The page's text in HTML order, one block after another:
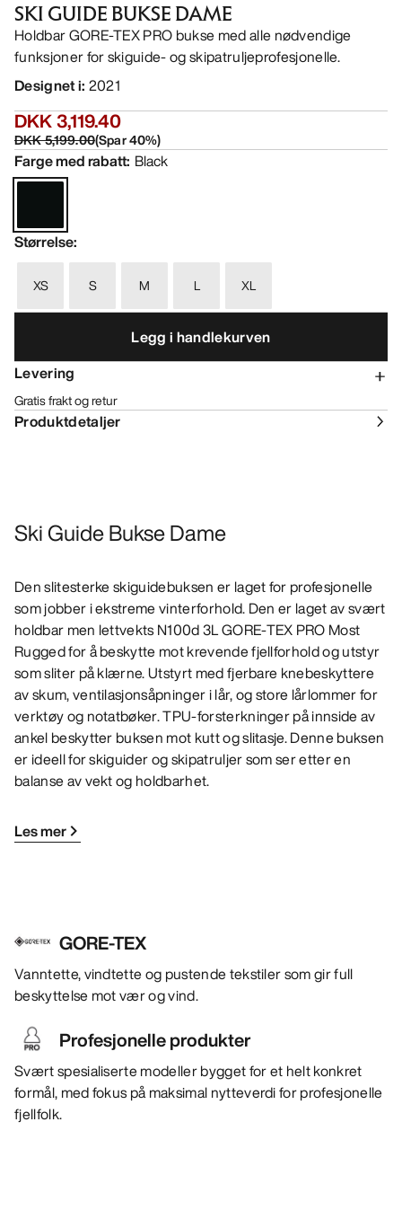
SKI GUIDE BUKSE DAME
Holdbar GORE-TEX PRO bukse med alle nødvendige
funksjoner for skiguide- og skipatruljeprofesjonelle.
Designet i: 2021
DKK 3,119.40
DKK 5,199.00(Spar40%)
Farge med rabatt: Black
Størrelse:
XS S M L XL
Legg i handlekurven
Levering
Gratis frakt og retur
Produktdetaljer
Ski Guide Bukse Dame
Den slitesterke skiguidebuksen er laget for profesjonelle
som jobber i ekstreme vinterforhold. Den er laget av svært
holdbar men lettvekts N100d 3L GORE-TEX PRO Most
Rugged for å beskytte mot krevende fjellforhold og utstyr
som sliter på klærne. Utstyrt med fjerbare knebeskyttere
av skum, ventilasjonsåpninger i lår, og store lårlommer for
verktøy og notatbøker. TPU-forsterkninger på innside av
ankel beskytter buksen mot kutt og slitasje. Denne buksen
er ideell for skiguider og skipatruljer som ser etter en
balanse av vekt og holdbarhet.
Les mer
GORE-TEX
Vanntette, vindtette og pustende tekstiler som gir full
beskyttelse mot vær og vind.
Profesjonelle produkter
Svært spesialiserte modeller bygget for et helt konkret
formål, med fokus på maksimal nytteverdi for profesjonelle
fjellfolk.